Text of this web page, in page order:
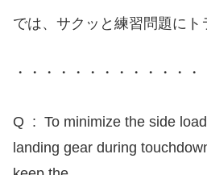
では、サクッと練習問題にト
・・・・・・・・・・・・・
Q : To minimize the side
landing gear during